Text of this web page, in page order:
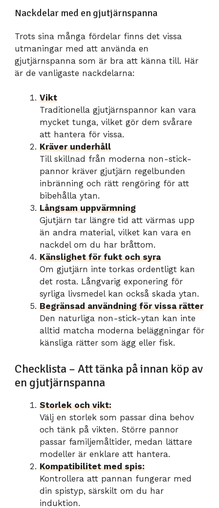
Nackdelar med en gjutjärnspanna
Trots sina många fördelar finns det vissa
utmaningar med att använda en
gjutjärnspanna som är bra att känna till. Här
är de vanligaste nackdelarna:
Vikt
Traditionella gjutjärnspannor kan vara
mycket tunga, vilket gör dem svårare
att hantera för vissa.
Kräver underhåll
Till skillnad från moderna non-stick-
pannor kräver gjutjärn regelbunden
inbränning och rätt rengöring för att
bibehålla ytan.
Långsam uppvärmning
Gjutjärn tar längre tid att värmas upp
än andra material, vilket kan vara en
nackdel om du har bråttom.
Känslighet för fukt och syra
Om gjutjärn inte torkas ordentligt kan
det rosta. Långvarig exponering för
syrliga livsmedel kan också skada ytan.
Begränsad användning för vissa rätter
Den naturliga non-stick-ytan kan inte
alltid matcha moderna beläggningar för
känsliga rätter som ägg eller fisk.
Checklista – Att tänka på innan köp av
en gjutjärnspanna
Storlek och vikt:
Välj en storlek som passar dina behov
och tänk på vikten. Större pannor
passar familjemåltider, medan lättare
modeller är enklare att hantera.
Kompatibilitet med spis:
Kontrollera att pannan fungerar med
din spistyp, särskilt om du har
induktion.